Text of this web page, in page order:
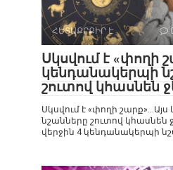
ՀԵՏԱՔՐՔԻՐ Է
Սկսվում է «փողի
կենդանակերպի
շուտով կհասնեն
Սկսվում է «փողի
նշանները շուտով կհասնեն
վերջին 4 կենդանակերպի